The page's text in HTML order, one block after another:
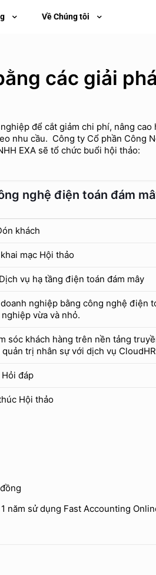
Về Chúng tôi
các giải
để cắt giảm chi phí, nâng cao
nhu cầu. Công ty Cổ phần Công
EXA sẽ tổ chức buổi hội thảo:
nghệ điện toán đám
khách
mạc Hội thảo
vụ hạ tầng điện toán đám mây
nghiệp bằng công nghệ điện
vừa và nhỏ.
sóc khách hàng trên nền tảng
trị nhân sự với dịch vụ CloudHR
Hỏi đáp
Hội thảo
năm sử dụng Fast Accounting